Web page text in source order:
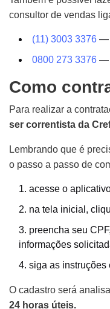
consultor de vendas
(11) 3003 3376 —
0800 273 3376 —
Como
Para realizar a
ser correntista da
Lembrando que é
o passo a passo de
acesse o
na tela inicial,
preencha seu
informações
siga as instruções
O cadastro será
24 horas úteis.